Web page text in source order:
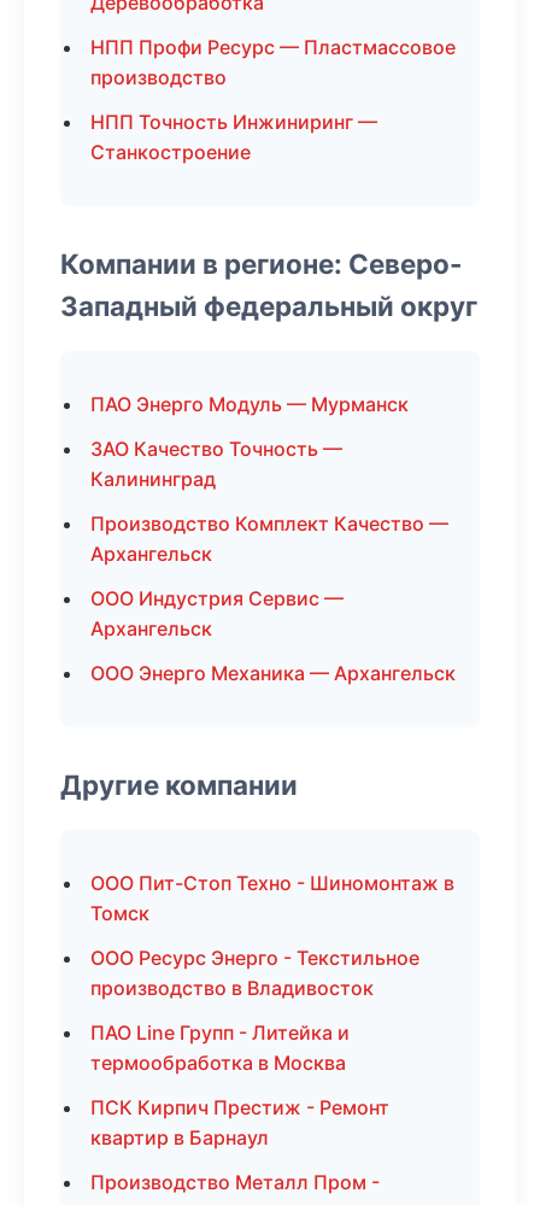
НПП Профи Ресурс — Пластмассовое
производство
НПП Точность Инжиниринг —
Станкостроение
Компании в регионе: Северо-
Западный федеральный округ
ПАО Энерго Модуль — Мурманск
ЗАО Качество Точность —
Калининград
Производство Комплект Качество —
Архангельск
ООО Индустрия Сервис —
Архангельск
ООО Энерго Механика — Архангельск
Другие компании
ООО Пит-Стоп Техно - Шиномонтаж в
Томск
ООО Ресурс Энерго - Текстильное
производство в Владивосток
ПАО Line Групп - Литейка и
термообработка в Москва
ПСК Кирпич Престиж - Ремонт
квартир в Барнаул
Производство Металл Пром -